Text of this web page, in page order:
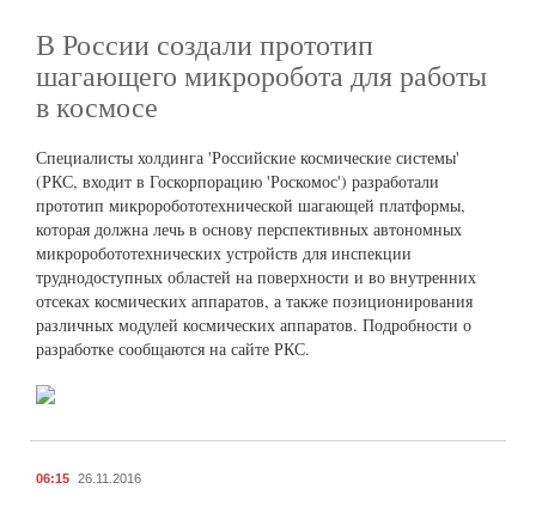
В России создали прототип
шагающего микроробота для работы
в космосе
Специалисты холдинга 'Российские космические системы'
(РКС, входит в Госкорпорацию 'Роскомос') разработали
прототип микроробототехнической шагающей платформы,
которая должна лечь в основу перспективных автономных
микроробототехнических устройств для инспекции
труднодоступных областей на поверхности и во внутренних
отсеках космических аппаратов, а также позиционирования
различных модулей космических аппаратов. Подробности о
разработке сообщаются на сайте РКС.
06:15 26.11.2016